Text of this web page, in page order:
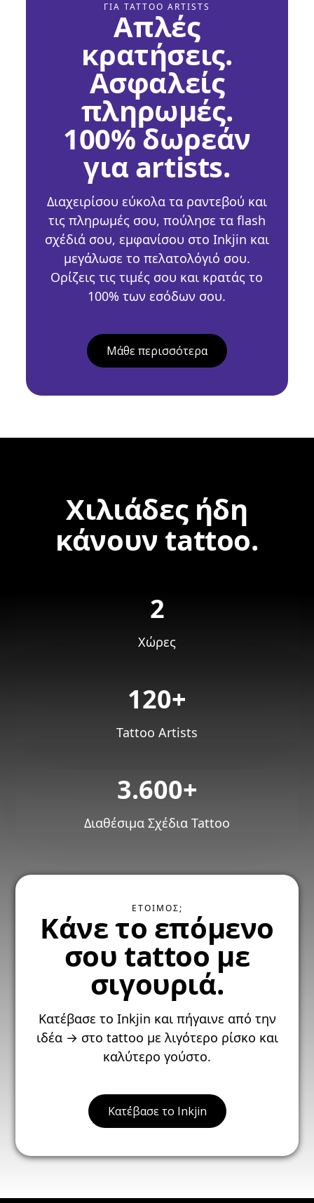
ΓΙΑ TATTOO ARTISTS
Απλές
κρατήσεις.
Ασφαλείς
πληρωμές.
100% δωρεάν
για artists.
Διαχειρίσου εύκολα τα ραντεβού και
τις πληρωμές σου, πούλησε τα flash
σχέδιά σου, εμφανίσου στο Inkjin και
μεγάλωσε το πελατολόγιό σου.
Ορίζεις τις τιμές σου και κρατάς το
100% των εσόδων σου.
Mάθε περισσότερα
Χιλιάδες ήδη
κάνουν tattoo.
2
Χώρες
120+
Tattoo Artists
3.600+
Διαθέσιμα Σχέδια Tattoo
ΕΤΟΙΜΟΣ;
Κάνε το επόμενο
σου tattoo με
σιγουριά.
Κατέβασε το Inkjin και πήγαινε από την
ιδέα → στο tattoo με λιγότερο ρίσκο και
καλύτερο γούστο.
Κατ΄έβασε το Inkjin